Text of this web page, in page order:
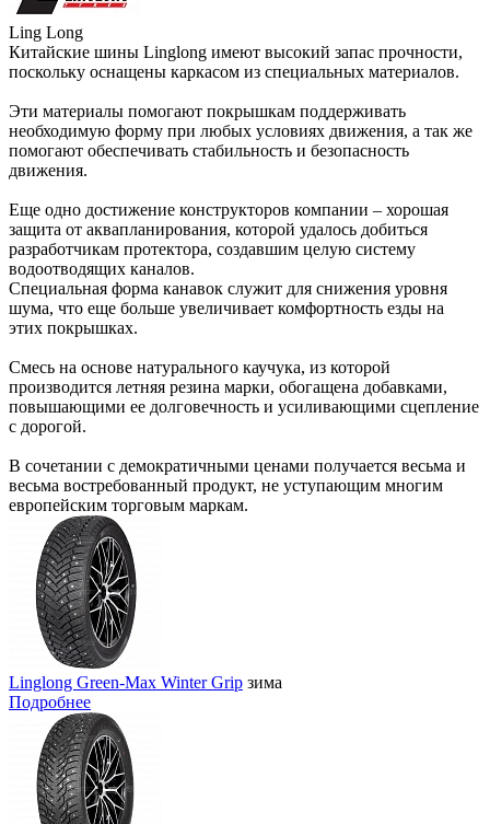
Ling Long
Китайские шины Linglong имеют высокий запас прочности,
поскольку оснащены каркасом из специальных материалов.
Эти материалы помогают покрышкам поддерживать
необходимую форму при любых условиях движения, а так же
помогают обеспечивать стабильность и безопасность
движения.
Еще одно достижение конструкторов компании – хорошая
защита от аквапланирования, которой удалось добиться
разработчикам протектора, создавшим целую систему
водоотводящих каналов.
Специальная форма канавок служит для снижения уровня
шума, что еще больше увеличивает комфортность езды на
этих покрышках.
Смесь на основе натурального каучука, из которой
производится летняя резина марки, обогащена добавками,
повышающими ее долговечность и усиливающими сцепление
с дорогой.
В сочетании с демократичными ценами получается весьма и
весьма востребованный продукт, не уступающим многим
европейским торговым маркам.
Linglong Green-Max Winter Grip зима
Подробнее